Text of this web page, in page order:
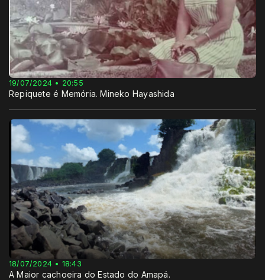
19/07/2024 • 20:55
Repiquete é Memória. Mineko Hayashida
18/07/2024 • 18:43
A Maior cachoeira do Estado do Amapá.